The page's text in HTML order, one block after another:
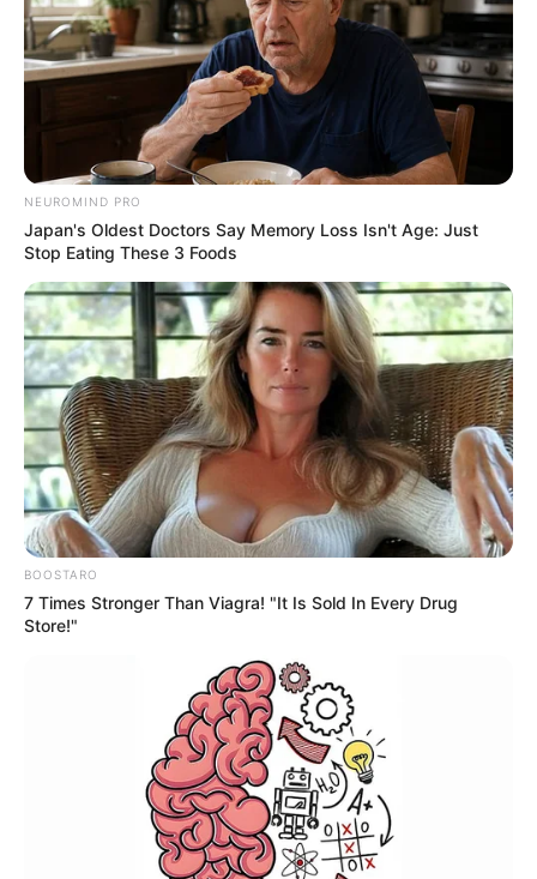
Στο στόχαστρο της Ευρωπαϊκής Εισαγγελίας
βρίσκεται ένα καλά οργανωμένο κύκλωμα που
φέρεται να αποσπούσε παράνομα ευρωπαϊκές
αγροτικές επιδοτήσεις στη Θεσσαλία, με την
έρευνα να εστιάζει σε ένα ζευγάρι που
διαδραμάτιζε κεντρικό ρόλο στην υπόθεση. Η
δράση τους περιλάμβανε την υποβολή πλαστών
στοιχείων και βεβαιώσεων στον ΟΠΕΚΕΠΕ, με
μεθόδους που παραπέμπουν σε
κινηματογραφική ταινία.
Πρωταγωνιστές της υπόθεσης, σύμφωνα με τις
πληροφορίες, είναι ένας ιδιοκτήτης Κέντρου
Υποδοχής Δηλώσεων (ΚΥΔ) και η σύζυγός του,
δημόσια υπάλληλος στην περιφέρεια.
Αξιοποιώντας τις θέσεις τους, φέρονται να
είχαν στήσει ένα σύστημα που διευκόλυνε την
NEUROMIND PRO
Japan's Oldest Doctors Say Memory Loss Isn't Age: Just
Stop Eating These 3 Foods
BOOSTARO
7 Times Stronger Than Viagra! "It Is Sold In Every Drug
Store!"